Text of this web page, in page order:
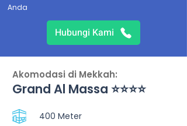
Anda
Hubungi Kami
Akomodasi di Mekkah:
Grand Al Massa ⭐⭐⭐⭐
400 Meter